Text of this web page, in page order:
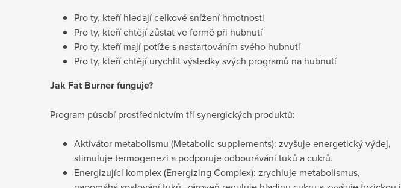
Pro ty, kteří hledají celkové snížení hmotnosti
Pro ty, kteří chtějí zůstat ve formě při hubnutí
Pro ty, kteří mají potíže s nastartováním svého hubnutí
Pro ty, kteří chtějí urychlit výsledky svých programů na hubnutí
Jak Fat Burner funguje?
Program působí prostřednictvím tří synergických produktů:
Aktivátor metabolismu (Metabolic supplements): zvyšuje energetický výdej,
stimuluje termogenezi a podporuje odbourávání tuků a cukrů.
Energizující komplex (Energizing Complex): zrychluje metabolismus,